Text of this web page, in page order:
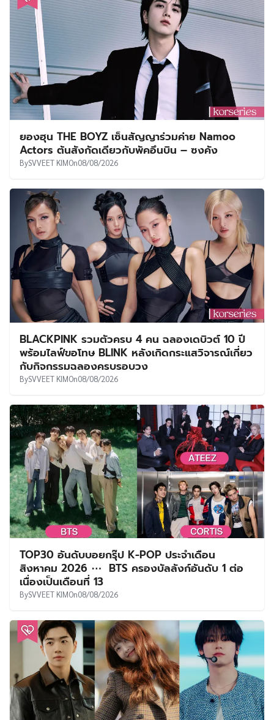
ยองฮุน THE BOYZ เซ็นสัญญาร่วมค่าย Namoo
Actors ต้นสังกัดเดียวกับพัคอึนบิน – ซงคัง
BySVVEET KIMOn08/08/2026
BLACKPINK รวมตัวครบ 4 คน ฉลองเดบิวต์ 10 ปี
พร้อมไลฟ์ขอโทษ BLINK หลังเกิดกระแสวิจารณ์เกี่ยว
กับกิจกรรมฉลองครบรอบวง
BySVVEET KIMOn08/08/2026
TOP30 อันดับบอยกรุ๊ป K-POP ประจำเดือน
สิงหาคม 2026 ⋯ BTS ครองบัลลังก์อันดับ 1 ต่อ
เนื่องเป็นเดือนที่ 13
BySVVEET KIMOn08/08/2026